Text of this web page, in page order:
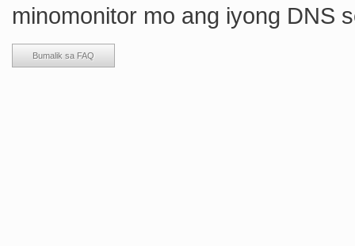
minomonitor mo ang iyong DNS
Bumalik sa FAQ